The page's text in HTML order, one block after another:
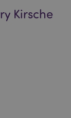
Kirsche